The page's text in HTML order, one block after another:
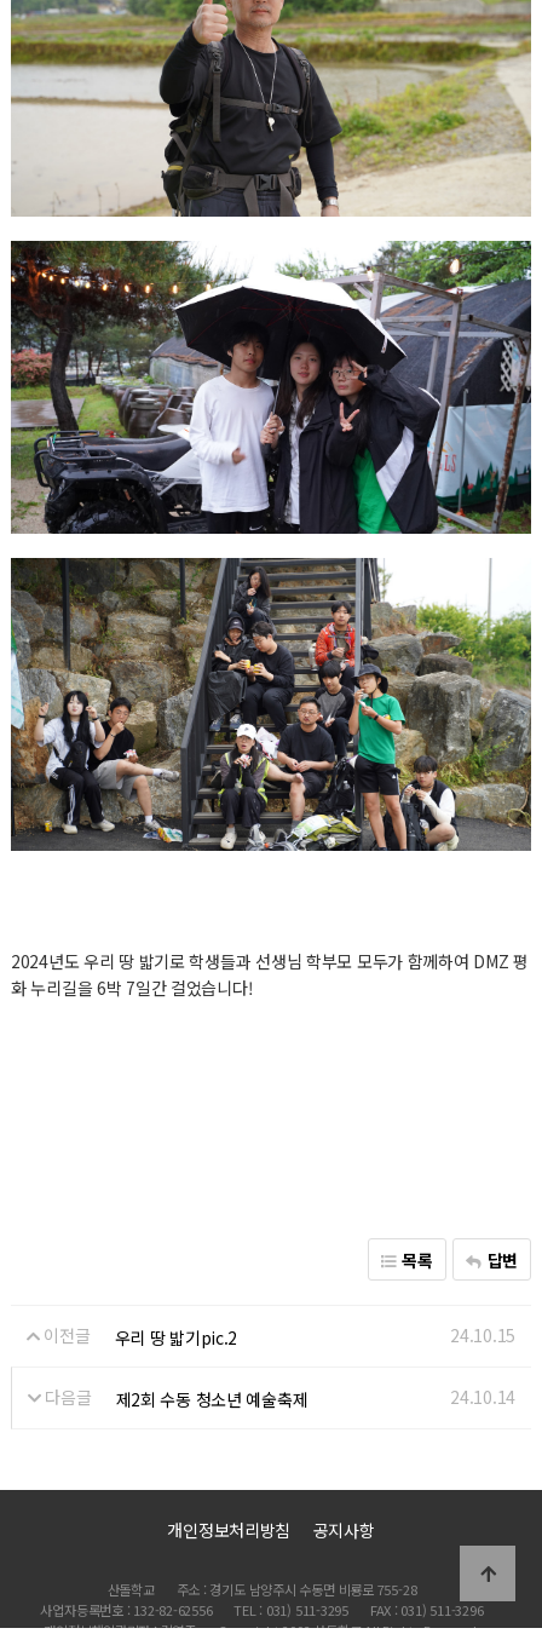
2024년도 우리 땅 밟기로 학생들과 선생님 학부모 모두가 함께하여 DMZ 평
화 누리길을 6박 7일간 걸었습니다!
목록 답변
이전글 우리 땅 밟기pic.2 24.10.15
다음글 제2회 수동 청소년 예술축제 24.10.14
개인정보처리방침 공지사항
산돌학교
주소 : 경기도 남양주시 수동면 비룡로 755-28
사업자등록번호 : 132-82-62556
TEL : 031) 511-3295
FAX : 031) 511-3296